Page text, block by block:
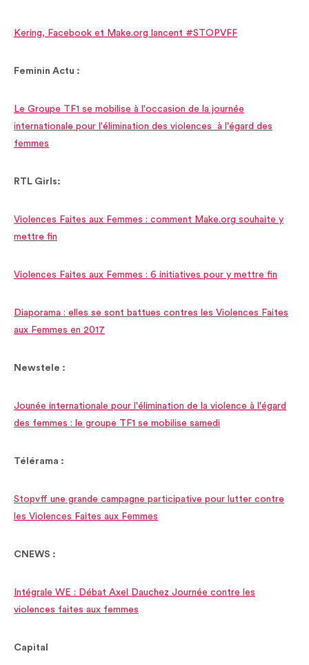
Kering, Facebook et Make.org lancent #STOPVFF
Feminin Actu :
Le Groupe TF1 se mobilise à l'occasion de la journée
internationale pour l'élimination des violences à l'égard des
femmes
RTL Girls:
Violences Faites aux Femmes : comment Make.org souhaite y
mettre fin
Violences Faites aux Femmes : 6 initiatives pour y mettre fin
Diaporama : elles se sont battues contres les Violences Faites
aux Femmes en 2017
Newstele :
Jounée internationale pour l'élimination de la violence à l'égard
des femmes : le groupe TF1 se mobilise samedi
Télérama :
Stopvff une grande campagne participative pour lutter contre
les Violences Faites aux Femmes
CNEWS :
Intégrale WE : Débat Axel Dauchez Journée contre les
violences faites aux femmes
Capital